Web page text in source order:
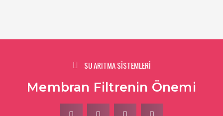
SU ARITMA SİSTEMLERİ
Membran Filtrenin Önemi